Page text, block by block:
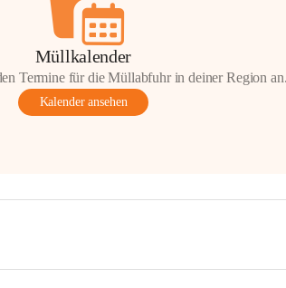
Müllkalender
Termine für die Müllabfuhr in deiner Region
Kalender ansehen